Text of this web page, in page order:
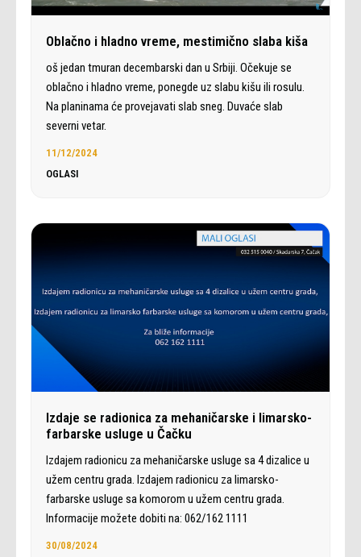
Oblačno i hladno vreme, mestimično slaba kiša
oš jedan tmuran decembarski dan u Srbiji. Očekuje se
oblačno i hladno vreme, ponegde uz slabu kišu ili rosulu.
Na planinama će provejavati slab sneg. Duvaće slab
severni vetar.
11/12/2024
OGLASI
Izdaje se radionica za mehaničarske i limarsko-
farbarske usluge u Čačku
Izdajem radionicu za mehaničarske usluge sa 4 dizalice u
užem centru grada. Izdajem radionicu za limarsko-
farbarske usluge sa komorom u užem centru grada.
Informacije možete dobiti na: 062/162 1111
30/08/2024